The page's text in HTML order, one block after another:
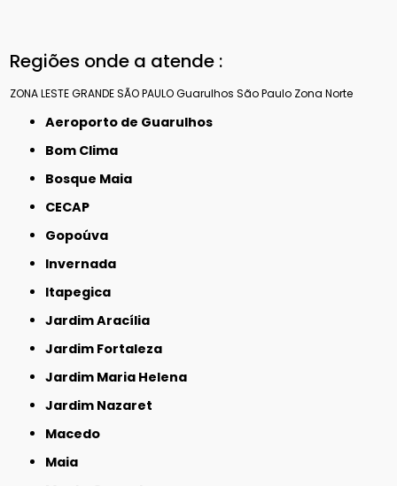
Regiões onde a atende :
ZONA LESTEGRANDE SÃO PAULOGuarulhos São Paulo Zona Norte
Aeroporto de Guarulhos
Bom Clima
Bosque Maia
CECAP
Gopoúva
Invernada
Itapegica
Jardim Aracília
Jardim Fortaleza
Jardim Maria Helena
Jardim Nazaret
Macedo
Maia